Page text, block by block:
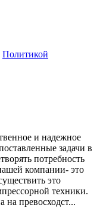
Политикой
и надежное
задачи в
потребность
компании- это
это
техники.
превосходст...